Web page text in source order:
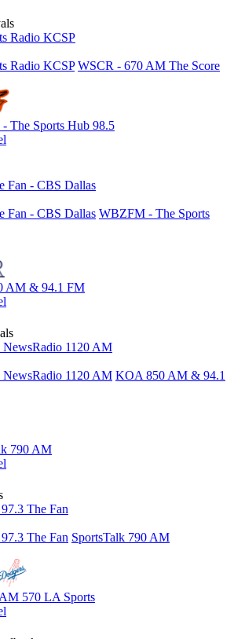
Radio KCSP
Radio KCSP WSCR - 670 AM The Score
The Sports Hub 98.5
Fan - CBS Dallas
Fan - CBS Dallas WBZFM - The Sports
AM & 94.1 FM
1120 AM
1120 AM KOA 850 AM & 94.1
790 AM
The Fan
The Fan SportsTalk 790 AM
570 LA Sports